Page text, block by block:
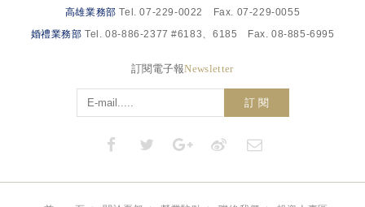
高雄業務部 Tel. 07-229-0022 Fax. 07-229-0055
婚禮業務部 Tel. 08-886-2377 #6183、6185 Fax. 08-885-6995
訂閱電子報Newsletter
訂 閱